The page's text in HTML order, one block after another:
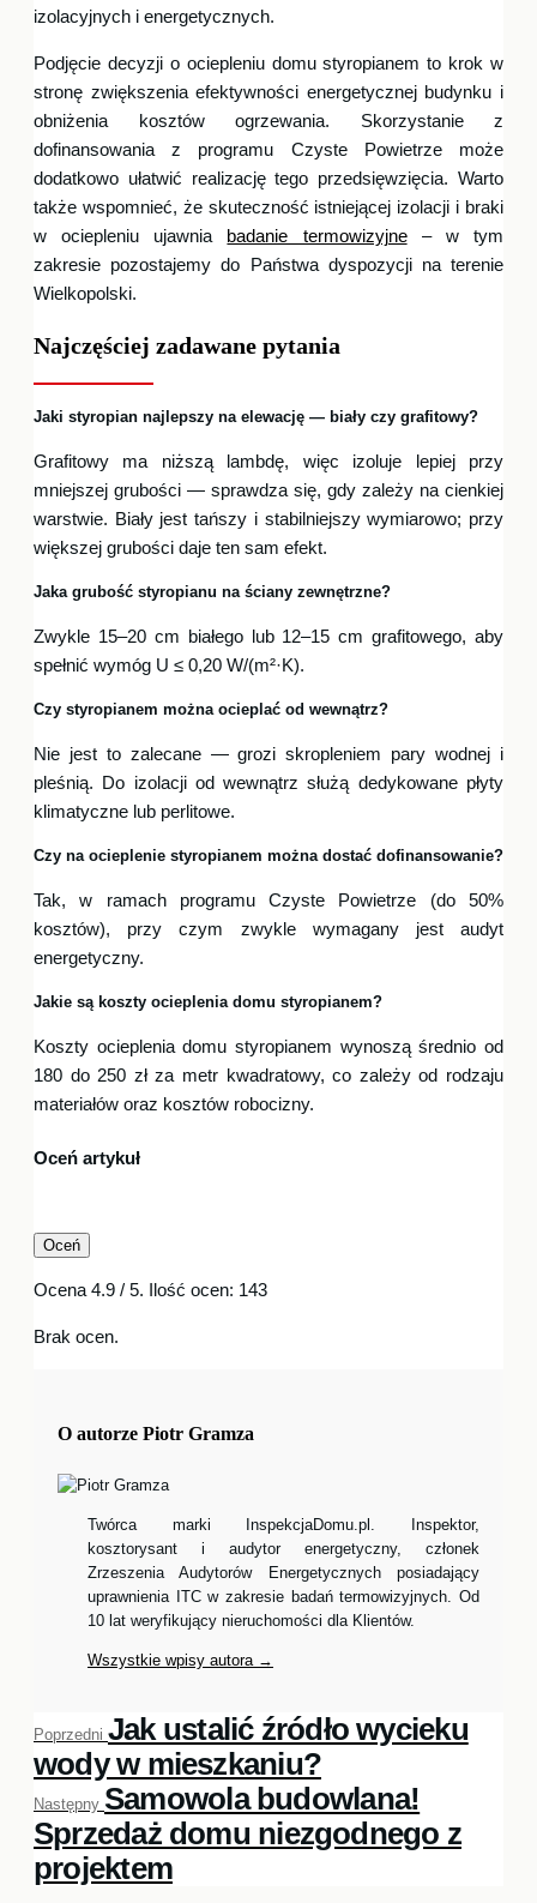
izolacyjnych i energetycznych.
Podjęcie decyzji o ociepleniu domu styropianem to krok w
stronę zwiększenia efektywności energetycznej budynku i
obniżenia kosztów ogrzewania. Skorzystanie z
dofinansowania z programu Czyste Powietrze może
dodatkowo ułatwić realizację tego przedsięwzięcia. Warto
także wspomnieć, że skuteczność istniejącej izolacji i braki
w ociepleniu ujawnia badanie termowizyjne– w tym
zakresie pozostajemy do Państwa dyspozycji na terenie
Wielkopolski.
Najczęściej zadawane pytania
Jaki styropian najlepszy na elewację — biały czy grafitowy?
Grafitowy ma niższą lambdę, więc izoluje lepiej przy
mniejszej grubości — sprawdza się, gdy zależy na cienkiej
warstwie. Biały jest tańszy i stabilniejszy wymiarowo; przy
większej grubości daje ten sam efekt.
Jaka grubość styropianu na ściany zewnętrzne?
Zwykle 15–20 cm białego lub 12–15 cm grafitowego, aby
spełnić wymóg U ≤ 0,20 W/(m²·K).
Czy styropianem można ocieplać od wewnątrz?
Nie jest to zalecane — grozi skropleniem pary wodnej i
pleśnią. Do izolacji od wewnątrz służą dedykowane płyty
klimatyczne lub perlitowe.
Czy na ocieplenie styropianem można dostać dofinansowanie?
Tak, w ramach programu Czyste Powietrze (do 50%
kosztów), przy czym zwykle wymagany jest audyt
energetyczny.
Jakie są koszty ocieplenia domu styropianem?
Koszty ocieplenia domu styropianem wynoszą średnio od
180 do 250 zł za metr kwadratowy, co zależy od rodzaju
materiałów oraz kosztów robocizny.
Oceń artykuł
Oceń
Ocena 4.9 / 5. Ilość ocen: 143
Brak ocen.
O autorze Piotr Gramza
Twórca marki InspekcjaDomu.pl. Inspektor,
kosztorysant i audytor energetyczny, członek
Zrzeszenia Audytorów Energetycznych posiadający
uprawnienia ITC w zakresie badań termowizyjnych. Od
10 lat weryfikujący nieruchomości dla Klientów.
Wszystkie wpisy autora →
Nawigacja
wpisu
Poprzedni
Poprzedni
wpis:
Jak ustalić źródło wycieku
wody w mieszkaniu?
Następny
Następny
wpis:
Samowola budowlana!
Sprzedaż domu niezgodnego z
projektem